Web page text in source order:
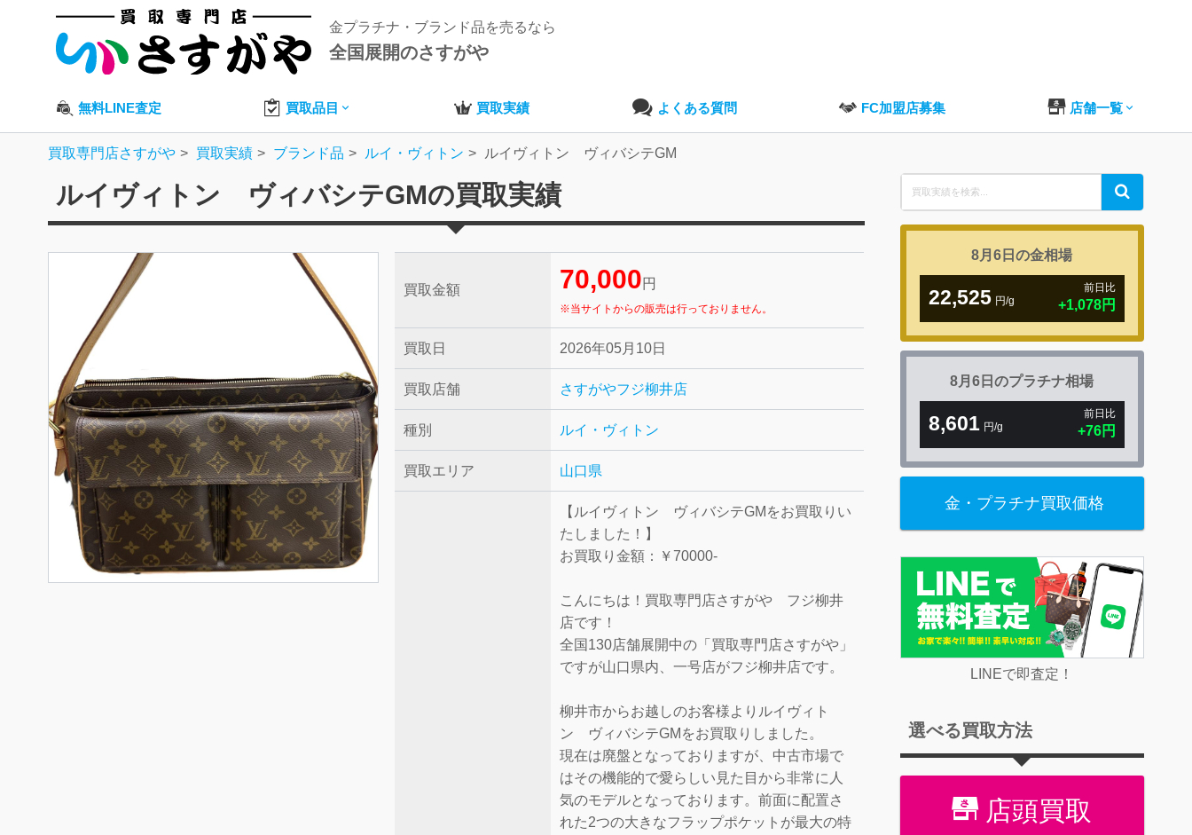
金プラチナ・ブランド品を売るなら
全国展開のさすがや
無料LINE査定 買取品目 買取実績 よくある質問 FC加盟店募集 店舗一覧
買取専門店さすがや 買取実績 ブランド品 ルイ・ヴィトン ルイヴィトン ヴィバシテGM
ルイヴィトン ヴィバシテGMの買取実績
買取金額 70,000 円
※当サイトからの販売は行っておりません。
買取日 2026年05月10日
買取店舗 さすがやフジ柳井店
種別 ルイ・ヴィトン
買取エリア 山口県
【ルイヴィトン ヴィバシテGMをお買取りい
たしました！】
お買取り金額：￥70000-
こんにちは！買取専門店さすがや フジ柳井
店です！
全国130店舗展開中の「買取専門店さすがや」
ですが山口県内、一号店がフジ柳井店です。
柳井市からお越しのお客様よりルイヴィト
ン ヴィバシテGMをお買取りしました。
現在は廃盤となっておりますが、中古市場で
はその機能的で愛らしい見た目から非常に人
気のモデルとなっております。前面に配置さ
れた2つの大きなフラップポケットが最大の特
Search
for:
Search
8月6日の金相場
22,525 円/g
前日比
+1,078円
8月6日のプラチナ相場
8,601 円/g
前日比
+76円
金・プラチナ買取価格
LINEで即査定！
選べる買取方法
店頭買取